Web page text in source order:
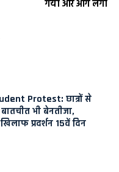
गया और आग लगी
Protest: छात्रों से
भी बेनतीजा,
प्रदर्शन 15वें दिन